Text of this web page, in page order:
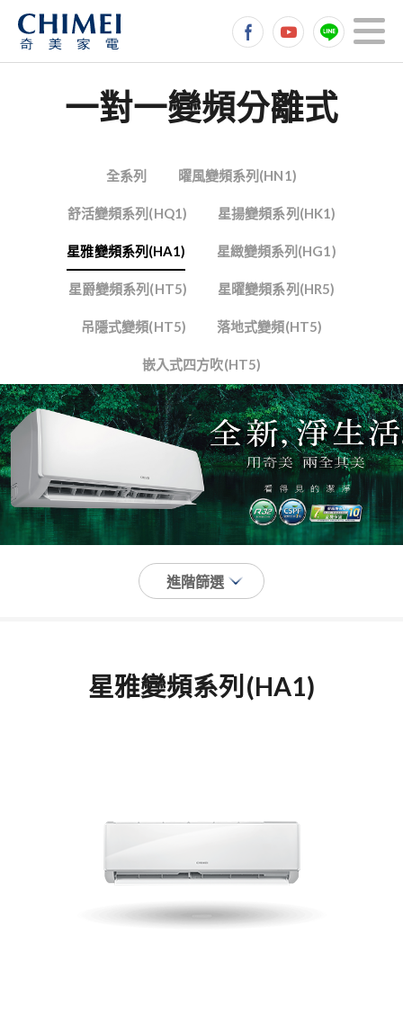
一對一變頻分離式
全系列 曜風變頻系列(HN1)
舒活變頻系列(HQ1) 星揚變頻系列(HK1)
星雅變頻系列(HA1) 星緻變頻系列(HG1)
星爵變頻系列(HT5) 星曜變頻系列(HR5)
吊隱式變頻(HT5) 落地式變頻(HT5)
嵌入式四方吹(HT5)
星雅變頻系列(HA1)